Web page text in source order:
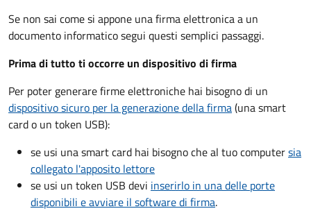
Se non sai come si appone una firma elettronica a un
documento informatico segui questi semplici passaggi.
Prima di tutto ti occorre un dispositivo di firma
Per poter generare firme elettroniche hai bisogno di un
dispositivo sicuro per la generazione della firma(una smart
card o un token USB):
se usi una smart card hai bisogno che al tuo computersia
collegato l'apposito lettore
se usi un token USB devi inserirlo in una delle porte
disponibili e avviare il software di firma.